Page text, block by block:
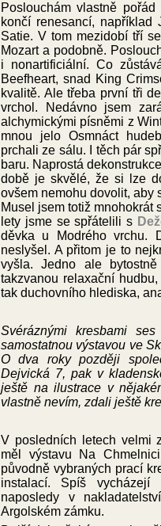
Poslouchám vlastně
končí renesancí, například
Satie. V tom mezidobí tří
Mozart a podobně.
i nonartificiální. Co
Beefheart, snad King
kvalitě. Ale třeba první tři
vrchol. Nedávno jsem
alchymickými písněmi z
mnou jelo Osmnáct
prchali ze sálu. I těch pár
baru. Naprostá
době je skvělé, že si lze
ovšem nemohu dovolit, aby
Musel jsem totiž mnohokrát
lety jsme se spřátelili s
děvka u Modrého vrchu.
neslyšel. A přitom je to
vyšla. Jedno ale
takzvanou relaxační
tak duchovního hlediska,
Svéráznými kresbami
samostatnou výstavou ve
O dva roky později
Dejvická 7, pak v
ještě na ilustrace v
vlastně nevím, zdali ještě
V posledních letech velmi
měl výstavu Na
původně vybraných prací
instalací. Spíš vycházejí
naposledy v
Argolském zámku.